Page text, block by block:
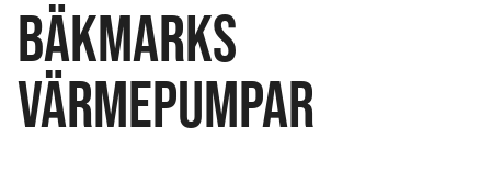
BÄKMARKS
VÄRMEPUMPAR